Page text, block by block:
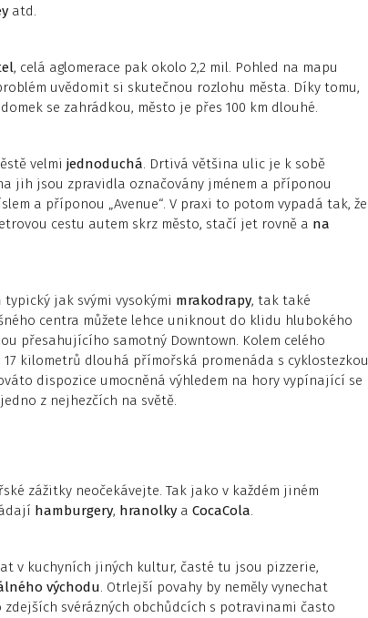
atd.
, celá aglomerace pak okolo 2,2 mil. Pohled na mapu
uvědomit si skutečnou rozlohu města. Díky tomu,
se zahrádkou, město je přes 100 km dlouhé.
velmi jednoduchá. Drtivá většina ulic je k sobě
jih jsou zpravidla označovány jménem a příponou
a příponou „Avenue“. V praxi to potom vypadá tak, že
cestu autem skrz město, stačí jet rovně a na
typický jak svými vysokými mrakodrapy, tak také
centra můžete lehce uniknout do klidu hlubokého
přesahujícího samotný Downtown. Kolem celého
kilometrů dlouhá přímořská promenáda s cyklostezkou
dispozice umocněná výhledem na hory vypínající se
z nejhezčích na světě.
zážitky neočekávejte. Tak jako v každém jiném
hamburgery, hranolky a CocaCola.
v kuchyních jiných kultur, časté tu jsou pizzerie,
východu. Otrlejší povahy by neměly vynechat
zdejších svérázných obchůdcích s potravinami často